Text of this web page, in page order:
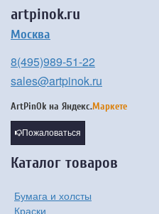
artpinok.ru
Москва
8(495)989-51-22
sales@artpinok.ru
ArtPinOk на Яндекс.Маркете
Пожаловаться
Каталог товаров
Бумага и холсты
Краски